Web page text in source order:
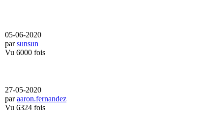
05-06-2020
parsunsun
Vu 6000 fois
27-05-2020
paraaron.fernandez
Vu 6324 fois